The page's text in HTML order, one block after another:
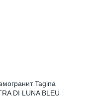
Tagina
DI LUNA BLEU